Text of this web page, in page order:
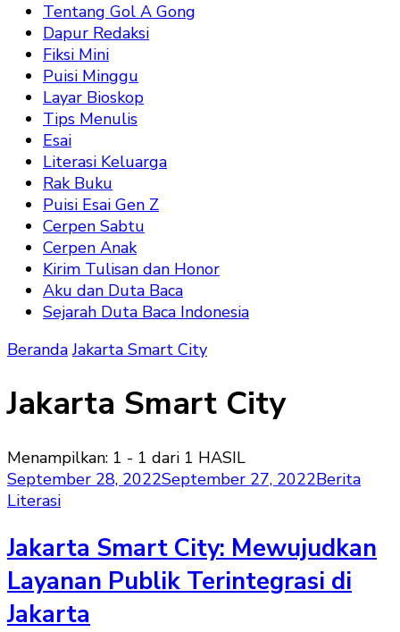
Tentang Gol A Gong
Dapur Redaksi
Fiksi Mini
Puisi Minggu
Layar Bioskop
Tips Menulis
Esai
Literasi Keluarga
Rak Buku
Puisi Esai Gen Z
Cerpen Sabtu
Cerpen Anak
Kirim Tulisan dan Honor
Aku dan Duta Baca
Sejarah Duta Baca Indonesia
Beranda Jakarta Smart City
Jakarta Smart City
Menampilkan: 1 - 1 dari 1 HASIL
September 28, 2022September 27, 2022Berita
Literasi
Jakarta Smart City: Mewujudkan
Layanan Publik Terintegrasi di
Jakarta